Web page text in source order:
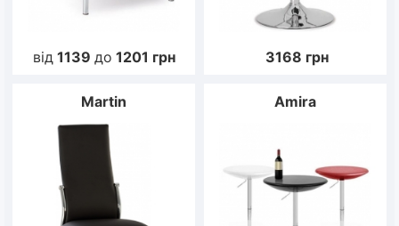
від 1139 до 1201 грн 3168 грн
Martin Amira